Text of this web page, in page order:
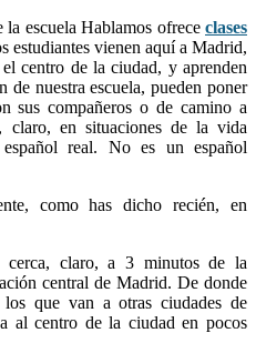
escuela Hablamos ofrece clases
estudiantes vienen aquí a Madrid,
centro de la ciudad, y aprenden
de nuestra escuela, pueden poner
sus compañeros o de camino a
claro, en situaciones de la vida
real. No es un español
como has dicho recién, en
cerca, claro, a 3 minutos de la
central de Madrid. De donde
que van a otras ciudades de
al centro de la ciudad en pocos